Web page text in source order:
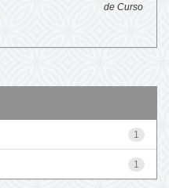
de Curso
1
1